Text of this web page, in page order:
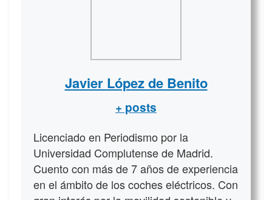
Javier López de Benito
+ posts
Licenciado en Periodismo por la
Universidad Complutense de Madrid.
Cuento con más de 7 años de experiencia
en el ámbito de los coches eléctricos. Con